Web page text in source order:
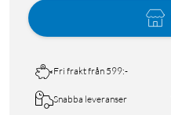
Fri frakt från 599:-
Snabba leveranser